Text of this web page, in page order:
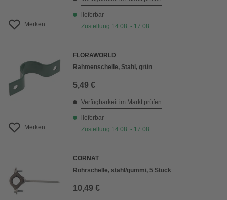
Merken
lieferbar
Zustellung 14.08. - 17.08.
Merken
FLORAWORLD
Rahmenschelle, Stahl, grün
5,49 €
Verfügbarkeit im Markt prüfen
lieferbar
Zustellung 14.08. - 17.08.
CORNAT
Rohrschelle, stahl/gummi, 5 Stück
10,49 €